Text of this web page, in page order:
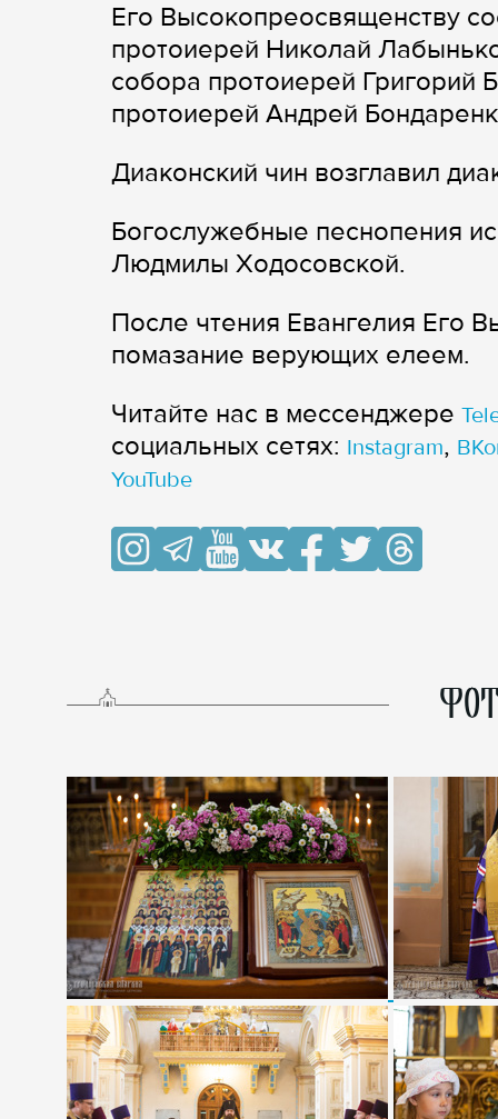
Его Высокопреосвященству
протоиерей Николай
собора протоиерей Григорий
протоиерей Андрей
Диаконский чин возглавил
Богослужебные песнопения
Людмилы Ходосовской.
После чтения Евангелия Его
помазание верующих елеем.
Читайте нас в мессенджере
cоциальных сетях: Instagram,
YouTube